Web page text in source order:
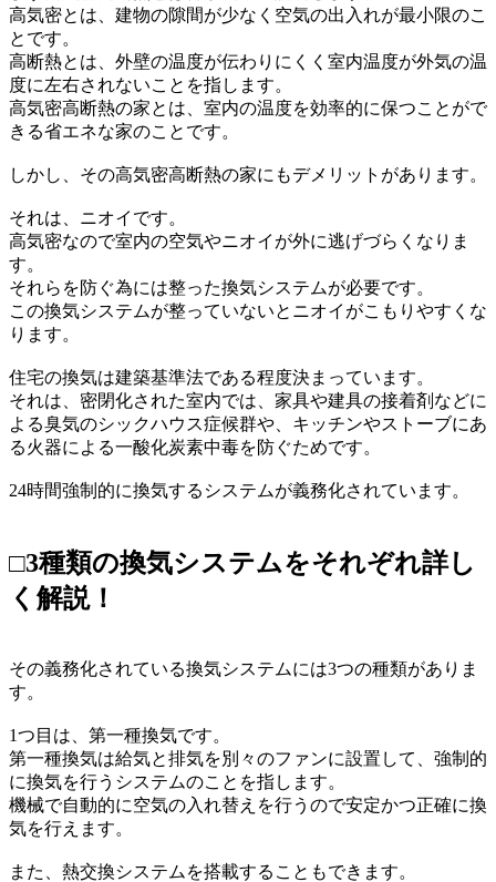
高気密とは、建物の隙間が少なく空気の出入れが最小限のこ
とです。
高断熱とは、外壁の温度が伝わりにくく室内温度が外気の温
度に左右されないことを指します。
高気密高断熱の家とは、室内の温度を効率的に保つことがで
きる省エネな家のことです。
しかし、その高気密高断熱の家にもデメリットがあります。
それは、ニオイです。
高気密なので室内の空気やニオイが外に逃げづらくなりま
す。
それらを防ぐ為には整った換気システムが必要です。
この換気システムが整っていないとニオイがこもりやすくな
ります。
住宅の換気は建築基準法である程度決まっています。
それは、密閉化された室内では、家具や建具の接着剤などに
よる臭気のシックハウス症候群や、キッチンやストーブにあ
る火器による一酸化炭素中毒を防ぐためです。
24時間強制的に換気するシステムが義務化されています。
□3種類の換気システムをそれぞれ詳し
く解説！
その義務化されている換気システムには3つの種類がありま
す。
1つ目は、第一種換気です。
第一種換気は給気と排気を別々のファンに設置して、強制的
に換気を行うシステムのことを指します。
機械で自動的に空気の入れ替えを行うので安定かつ正確に換
気を行えます。
また、熱交換システムを搭載することもできます。